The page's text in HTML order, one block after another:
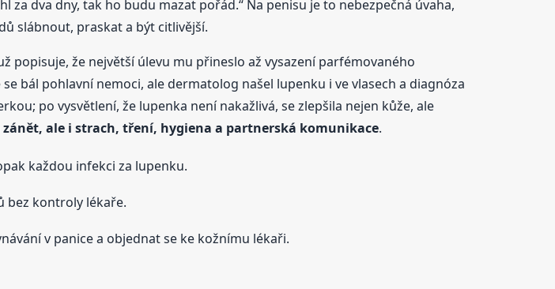
dva dny, tak ho budu mazat pořád.“ Na penisu je to nebezpečná úvaha,
slábnout, praskat a být citlivější.
popisuje, že největší úlevu mu přineslo až vysazení parfémovaného
bál pohlavní nemoci, ale dermatolog našel lupenku i ve vlasech a diagnóza
po vysvětlení, že lupenka není nakažlivá, se zlepšila nejen kůže, ale
zánět, ale i strach, tření, hygiena a partnerská komunikace.
každou infekci za lupenku.
bez kontroly lékaře.
v panice a objednat se ke kožnímu lékaři.